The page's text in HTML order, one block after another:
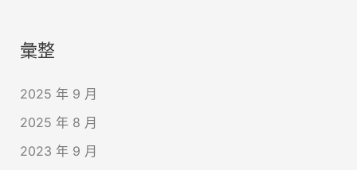
彙整
2025 年 9 月
2025 年 8 月
2023 年 9 月